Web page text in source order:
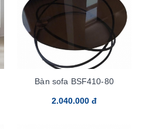
Bàn sofa BSF410-80
2.040.000 đ